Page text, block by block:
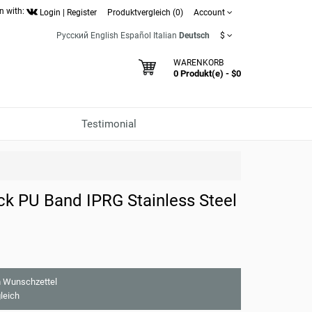
with: Login Register Produktvergleich (0) Account
Русский English Español Italian Deutsch $
WARENKORB
0 Produkt(e) - $0
Testimonial
PU Band IPRG Stainless Steel